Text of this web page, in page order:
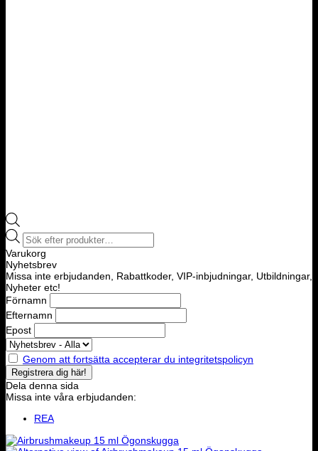
Products
search
Varukorg
Nyhetsbrev
Missa inte erbjudanden, Rabattkoder, VIP-inbjudningar, Utbildningar,
Nyheter etc!
Förnamn
Efternamn
Epost
Genom att fortsätta accepterar du integritetspolicyn
Dela denna sida
Missa inte våra erbjudanden:
REA